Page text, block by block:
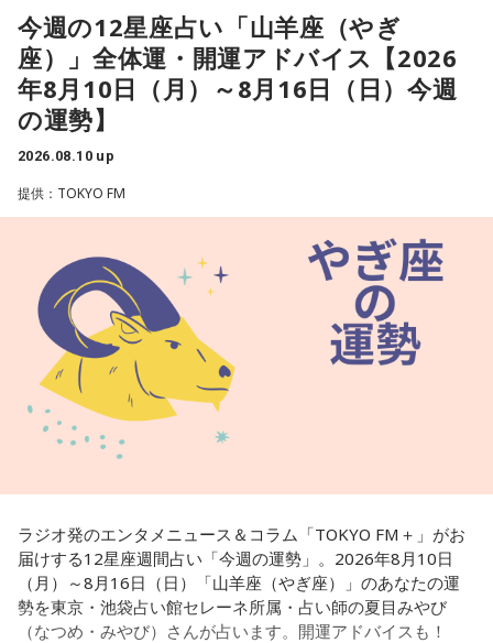
★ワンポイントアドバイス★
パートナーや恋人との口喧嘩には特に気をつけて。カチンと
くるようなことを言われたとしても、いっときの感情任せの
ものだと思い、聞き流せるようにしましょう。
東京・池袋占い館セレーネ所属。メッセージ性の高い鑑定は
で個性が輝けるような占いを発信中。Yahoo!占い「マザー占
術」など数多くのコンテンツもリリース。
Webサイト： https://selene-uranai.com/
オンライン占いセレーネ：
https://online-uranai.jp/
今週の12星座占い「山羊座（やぎ
座）」全体運・開運アドバイス【2026
年8月10日（月）～8月16日（日）今週
の運勢】
2026.08.10 up
提供：TOKYO FM
ラジオ発のエンタメニュース＆コラム「TOKYO FM＋」がお
届けする12星座週間占い「今週の運勢」。2026年8月10日
（月）～8月16日（日）「山羊座（やぎ座）」のあなたの運
勢を東京・池袋占い館セレーネ所属・占い師の夏目みやび
（なつめ・みやび）さんが占います。開運アドバイスも！